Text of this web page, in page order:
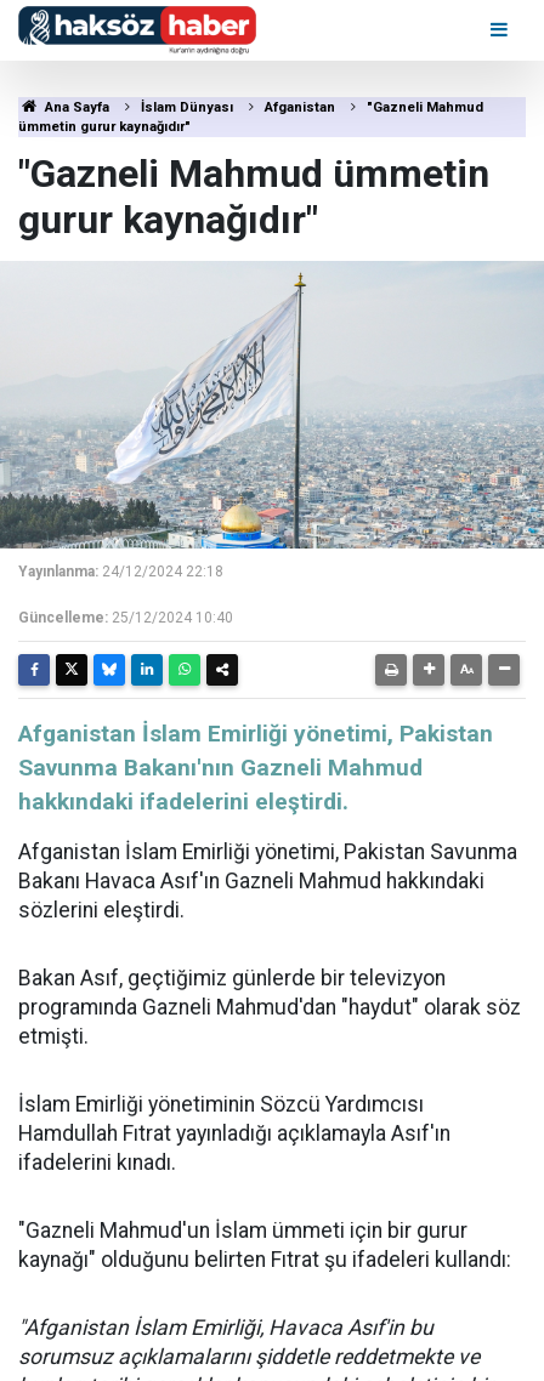
Ana Sayfa İslam Dünyası Afganistan
"Gazneli Mahmud
ümmetin gurur kaynağıdır"
"Gazneli Mahmud ümmetin
gurur kaynağıdır"
Yayınlanma: 24/12/2024 22:18
Güncelleme: 25/12/2024 10:40
Afganistan İslam Emirliği yönetimi, Pakistan
Savunma Bakanı'nın Gazneli Mahmud
hakkındaki ifadelerini eleştirdi.
Afganistan İslam Emirliği yönetimi, Pakistan Savunma
Bakanı Havaca Asıf'ın Gazneli Mahmud hakkındaki
sözlerini eleştirdi.
Bakan Asıf, geçtiğimiz günlerde bir televizyon
programında Gazneli Mahmud'dan "haydut" olarak söz
etmişti.
İslam Emirliği yönetiminin Sözcü Yardımcısı
Hamdullah Fıtrat yayınladığı açıklamayla Asıf'ın
ifadelerini kınadı.
"Gazneli Mahmud'un İslam ümmeti için bir gurur
kaynağı" olduğunu belirten Fıtrat şu ifadeleri kullandı:
"Afganistan İslam Emirliği, Havaca Asıf'in bu
sorumsuz açıklamalarını şiddetle reddetmekte ve